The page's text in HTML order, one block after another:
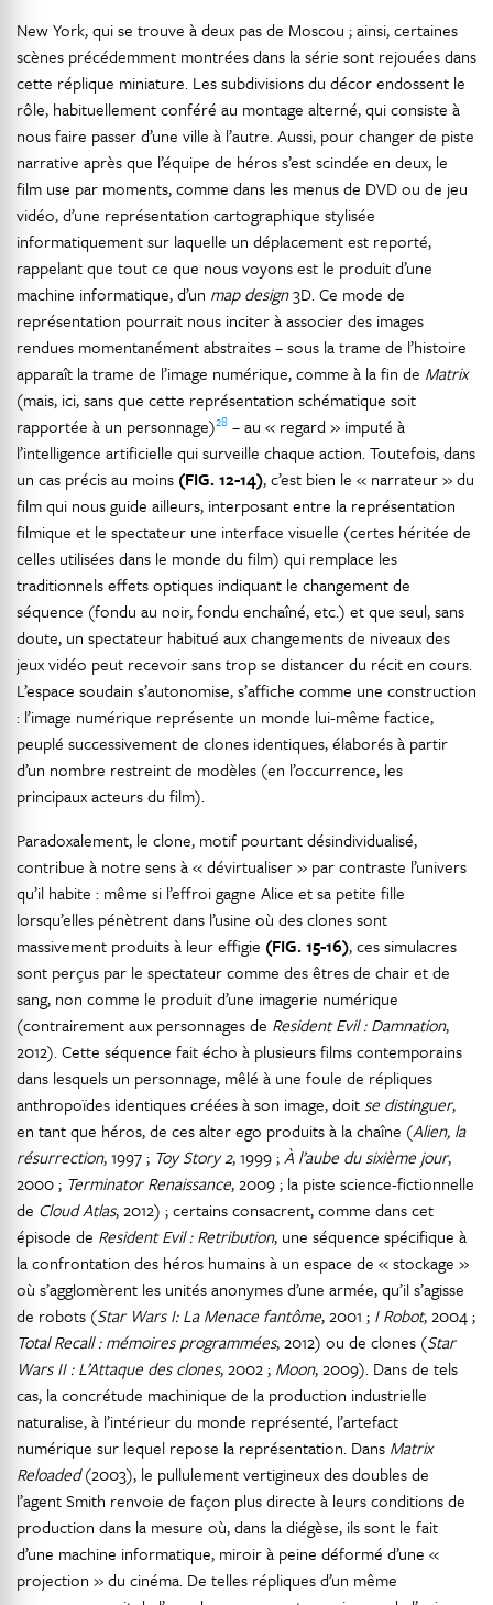
New York, qui se trouve à deux pas de Moscou ; ainsi, certaines
scènes précédemment montrées dans la série sont rejouées dans
cette réplique miniature. Les subdivisions du décor endossent le
rôle, habituellement conféré au montage alterné, qui consiste à
nous faire passer d’une ville à l’autre. Aussi, pour changer de piste
narrative après que l’équipe de héros s’est scindée en deux, le
film use par moments, comme dans les menus de DVD ou de jeu
vidéo, d’une représentation cartographique stylisée
informatiquement sur laquelle un déplacement est reporté,
rappelant que tout ce que nous voyons est le produit d’une
machine informatique, d’un map design3D. Ce mode de
représentation pourrait nous inciter à associer des images
rendues momentanément abstraites – sous la trame de l’histoire
apparaît la trame de l’image numérique, comme à la fin de Matrix
(mais, ici, sans que cette représentation schématique soit
rapportée à un personnage)28 – au « regard » imputé à
l’intelligence artificielle qui surveille chaque action. Toutefois, dans
un cas précis au moins (FIG. 12-14), c’est bien le « narrateur » du
film qui nous guide ailleurs, interposant entre la représentation
filmique et le spectateur une interface visuelle (certes héritée de
celles utilisées dans le monde du film) qui remplace les
traditionnels effets optiques indiquant le changement de
séquence (fondu au noir, fondu enchaîné, etc.) et que seul, sans
doute, un spectateur habitué aux changements de niveaux des
jeux vidéo peut recevoir sans trop se distancer du récit en cours.
L’espace soudain s’autonomise, s’affiche comme une construction
: l’image numérique représente un monde lui-même factice,
peuplé successivement de clones identiques, élaborés à partir
d’un nombre restreint de modèles (en l’occurrence, les
principaux acteurs du film).
Paradoxalement, le clone, motif pourtant désindividualisé,
contribue à notre sens à « dévirtualiser » par contraste l’univers
qu’il habite : même si l’effroi gagne Alice et sa petite fille
lorsqu’elles pénètrent dans l’usine où des clones sont
massivement produits à leur effigie (FIG. 15-16), ces simulacres
sont perçus par le spectateur comme des êtres de chair et de
sang, non comme le produit d’une imagerie numérique
(contrairement aux personnages de Resident Evil : Damnation,
2012). Cette séquence fait écho à plusieurs films contemporains
dans lesquels un personnage, mêlé à une foule de répliques
anthropoïdes identiques créées à son image, doitse distinguer,
en tant que héros, de ces alter ego produits à la chaîne (Alien, la
résurrection, 1997 ; Toy Story 2, 1999 ;À l’aube du sixième jour,
2000 ; Terminator Renaissance, 2009 ; la piste science-fictionnelle
de Cloud Atlas, 2012) ; certains consacrent, comme dans cet
épisode de Resident Evil : Retribution, une séquence spécifique à
la confrontation des héros humains à un espace de « stockage »
où s’agglomèrent les unités anonymes d’une armée, qu’il s’agisse
de robots (Star Wars I: La Menace fantôme, 2001 ; I Robot, 2004 ;
Total Recall : mémoires programmées, 2012) ou de clones (Star
Wars II : L’Attaque des clones, 2002 ; Moon, 2009). Dans de tels
cas, la concrétude machinique de la production industrielle
naturalise, à l’intérieur du monde représenté, l’artefact
numérique sur lequel repose la représentation. Dans Matrix
Reloaded(2003), le pullulement vertigineux des doubles de
l’agent Smith renvoie de façon plus directe à leurs conditions de
production dans la mesure où, dans la diégèse, ils sont le fait
d’une machine informatique, miroir à peine déformé d’une «
projection » du cinéma. De telles répliques d’un même